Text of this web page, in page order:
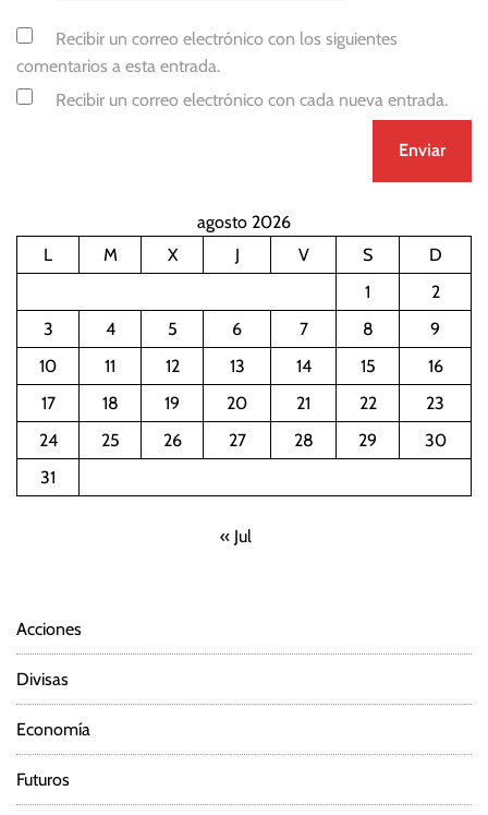
Recibir un correo electrónico con los siguientes
comentarios a esta entrada.
Recibir un correo electrónico con cada nueva entrada.
agosto 2026
L
M X J V S
D
1
2
3
4 5 6 7 8
9
10
11 12 13 14 15
16
17
18 19 20 21 22
23
24
25 26 27 28 29
30
31
« Jul
Acciones
Divisas
Economía
Futuros